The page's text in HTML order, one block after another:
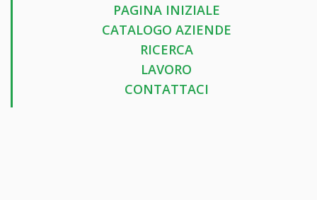
PAGINA INIZIALE
CATALOGO AZIENDE
RICERCA
LAVORO
CONTATTACI